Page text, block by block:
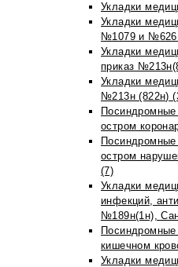
Укладки
Укладки
№1079 и №626
Укладки
приказ
Укладки
№213н (822н)
остром
остром
(7)
Укладки
инфекций,
№189н(1н),
кишечном
Укладки